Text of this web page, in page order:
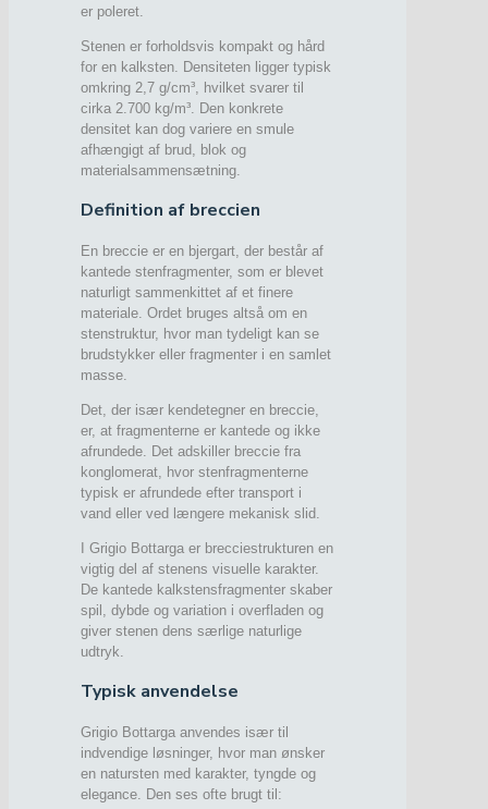
er poleret.
Stenen er forholdsvis kompakt og hård
for en kalksten. Densiteten ligger typisk
omkring 2,7 g/cm³, hvilket svarer til
cirka 2.700 kg/m³. Den konkrete
densitet kan dog variere en smule
afhængigt af brud, blok og
materialsammensætning.
Definition af breccien
En breccie er en bjergart, der består af
kantede stenfragmenter, som er blevet
naturligt sammenkittet af et finere
materiale. Ordet bruges altså om en
stenstruktur, hvor man tydeligt kan se
brudstykker eller fragmenter i en samlet
masse.
Det, der især kendetegner en breccie,
er, at fragmenterne er kantede og ikke
afrundede. Det adskiller breccie fra
konglomerat, hvor stenfragmenterne
typisk er afrundede efter transport i
vand eller ved længere mekanisk slid.
I Grigio Bottarga er brecciestrukturen en
vigtig del af stenens visuelle karakter.
De kantede kalkstensfragmenter skaber
spil, dybde og variation i overfladen og
giver stenen dens særlige naturlige
udtryk.
Typisk anvendelse
Grigio Bottarga anvendes især til
indvendige løsninger, hvor man ønsker
en natursten med karakter, tyngde og
elegance. Den ses ofte brugt til: